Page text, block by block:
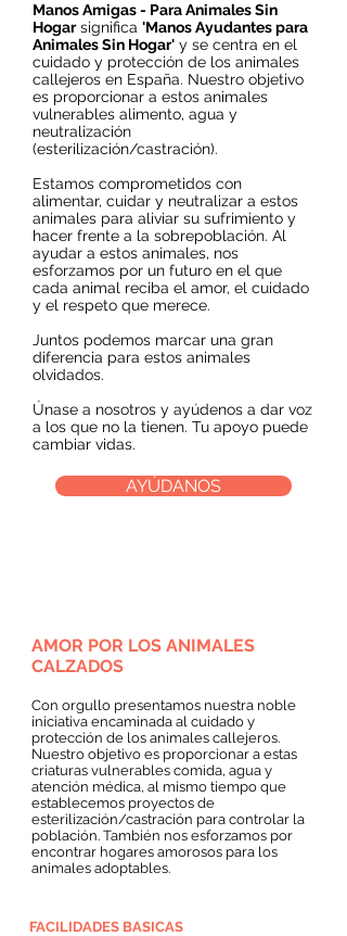
Manos Amigas - Para Animales Sin
Hogarsignifica 'Manos Ayudantes para
Animales Sin Hogar' y se centra en el
cuidado y protección de los animales
callejeros en España. Nuestro objetivo
es proporcionar a estos animales
vulnerables alimento, agua y
neutralización
(esterilización/castración).
Estamos comprometidos con
alimentar, cuidar y neutralizar a estos
animales para aliviar su sufrimiento y
hacer frente a la sobrepoblación. Al
ayudar a estos animales, nos
esforzamos por un futuro en el que
cada animal reciba el amor, el cuidado
y el respeto que merece.
Juntos podemos marcar una gran
diferencia para estos animales
olvidados.
Únase a nosotros y ayúdenos a dar voz
a los que no la tienen. Tu apoyo puede
cambiar vidas.
AYÚDANOS
AMOR POR LOS ANIMALES
CALZADOS
Con orgullo presentamos nuestra noble
iniciativa encaminada al cuidado y
protección de los animales callejeros.
Nuestro objetivo es proporcionar a estas
criaturas vulnerables comida, agua y
atención médica, al mismo tiempo que
establecemos proyectos de
esterilización/castración para controlar la
población. También nos esforzamos por
encontrar hogares amorosos para los
animales adoptables.
FACILIDADES BASICAS